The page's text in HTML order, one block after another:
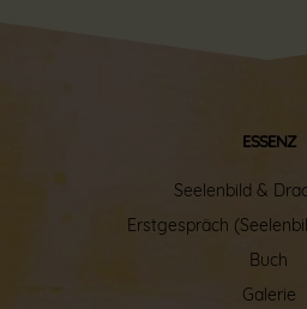
ESSENZ
Seelenbild &
Erstgespräch
Buch
Galerie